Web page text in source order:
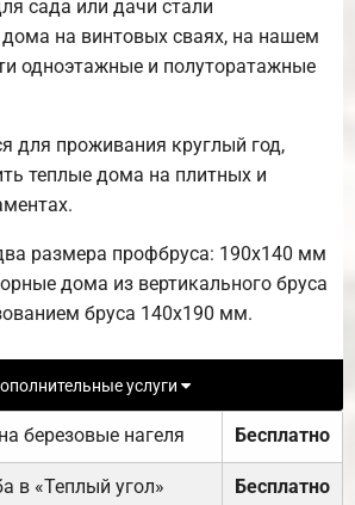
сада или дачи стали
на винтовых сваях, на нашем
одноэтажные и полуторатажные
для проживания круглый год,
теплые дома на плитных и
размера профбруса: 190х140 мм
дома из вертикального бруса
бруса 140х190 мм.
услуги
березовые нагеля Бесплатно
в «Теплый угол» Бесплатно